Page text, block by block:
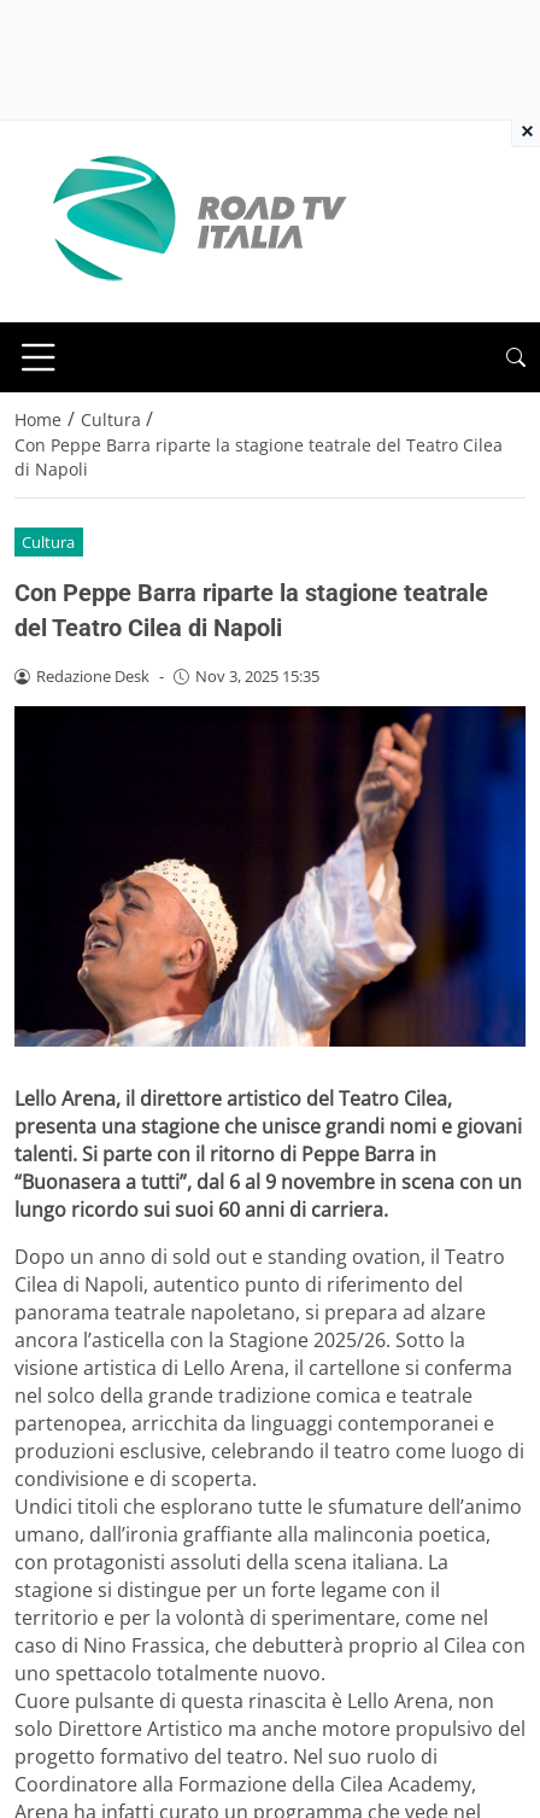
Home / Cultura /
Con Peppe Barra riparte la stagione teatrale del Teatro Cilea
di Napoli
Cultura
Con Peppe Barra riparte la stagione teatrale
del Teatro Cilea di Napoli
Redazione Desk - Nov 3, 2025 15:35
Lello Arena, il direttore artistico del Teatro Cilea,
presenta una stagione che unisce grandi nomi e giovani
talenti. Si parte con il ritorno di Peppe Barra in
“Buonasera a tutti”, dal 6 al 9 novembre in scena con un
lungo ricordo sui suoi 60 anni di carriera.
Dopo un anno di sold out e standing ovation, il Teatro
Cilea di Napoli, autentico punto di riferimento del
panorama teatrale napoletano, si prepara ad alzare
ancora l’asticella con la Stagione 2025/26. Sotto la
visione artistica di Lello Arena, il cartellone si conferma
nel solco della grande tradizione comica e teatrale
partenopea, arricchita da linguaggi contemporanei e
produzioni esclusive, celebrando il teatro come luogo di
condivisione e di scoperta.
Undici titoli che esplorano tutte le sfumature dell’animo
umano, dall’ironia graffiante alla malinconia poetica,
con protagonisti assoluti della scena italiana. La
stagione si distingue per un forte legame con il
territorio e per la volontà di sperimentare, come nel
caso di Nino Frassica, che debutterà proprio al Cilea con
uno spettacolo totalmente nuovo.
Cuore pulsante di questa rinascita è Lello Arena, non
solo Direttore Artistico ma anche motore propulsivo del
progetto formativo del teatro. Nel suo ruolo di
Coordinatore alla Formazione della Cilea Academy,
Arena ha infatti curato un programma che vede nel
×